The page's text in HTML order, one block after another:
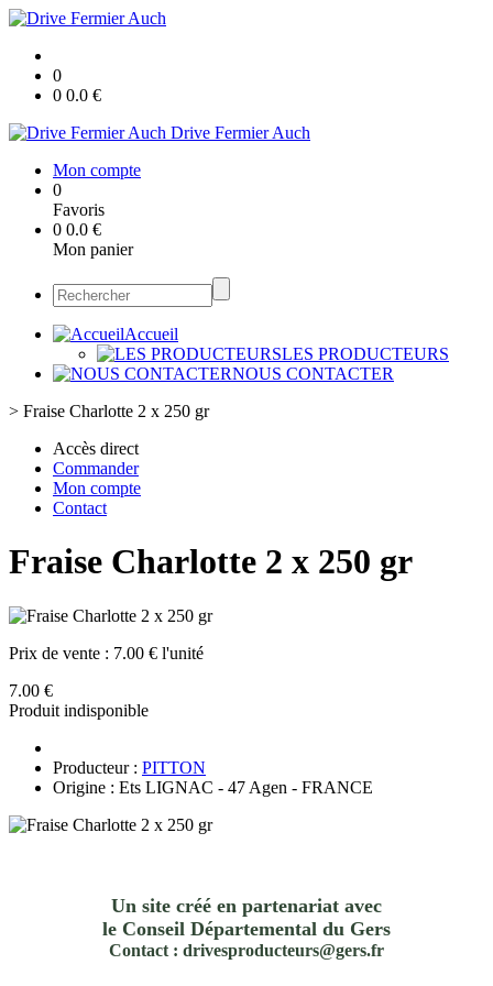
0
0 0.0 €
Drive Fermier Auch
Mon compte
0
Favoris
0 0.0 €
Mon panier
Accueil
LES PRODUCTEURS
NOUS CONTACTER
> Fraise Charlotte 2 x 250 gr
Accès direct
Commander
Mon compte
Contact
Fraise Charlotte 2 x 250 gr
Prix de vente : 7.00 € l'unité
7.00 €
Produit indisponible
Producteur : PITTON
Origine : Ets LIGNAC - 47 Agen - FRANCE
Un site créé en partenariat avec
le Conseil Départemental du Gers
Contact : drivesproducteurs@gers.fr